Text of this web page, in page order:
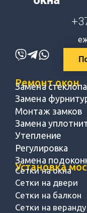
Ремонт окон
Замена
Замена
Монтаж замков
Замена
Утепление
Регулировка
Замена
Установка
Сетки на окна
Сетки на двери
Сетки на балкон
Сетки на веранду